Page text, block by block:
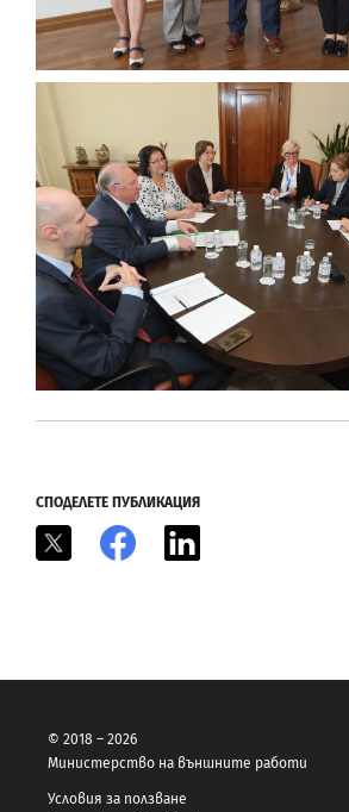
СПОДЕЛЕТЕ ПУБЛИКАЦИЯ
Facebook
© 2018 – 2026
Министерство на външните работи
Условия за ползване